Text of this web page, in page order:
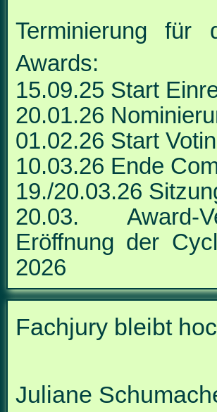
Terminierung für
Awards:
15.09.25 Start
20.01.26
01.02.26 Start
10.03.26 Ende
19./20.03.26
20.03. Award-
Eröffnung der
2026
Fachjury bleibt
Juliane